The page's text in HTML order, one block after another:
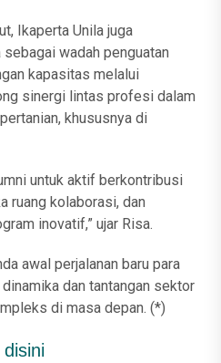
Ikaperta Unila juga
wadah penguatan
kapasitas melalui
sinergi lintas profesi dalam
khususnya di
untuk aktif berkontribusi
ruang kolaborasi, dan
inovatif,” ujar Risa.
awal perjalanan baru para
dan tantangan sektor
di masa depan. (*)